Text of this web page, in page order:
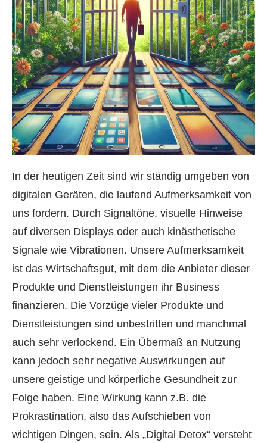
In der heutigen Zeit sind wir ständig umgeben von
digitalen Geräten, die laufend Aufmerksamkeit von
uns fordern. Durch Signaltöne, visuelle Hinweise
auf diversen Displays oder auch kinästhetische
Signale wie Vibrationen. Unsere Aufmerksamkeit
ist das Wirtschaftsgut, mit dem die Anbieter dieser
Produkte und Dienstleistungen ihr Business
finanzieren. Die Vorzüge vieler Produkte und
Dienstleistungen sind unbestritten und manchmal
auch sehr verlockend. Ein Übermaß an Nutzung
kann jedoch sehr negative Auswirkungen auf
unsere geistige und körperliche Gesundheit zur
Folge haben. Eine Wirkung kann z.B. die
Prokrastination, also das Aufschieben von
wichtigen Dingen, sein. Als „Digital Detox“ versteht